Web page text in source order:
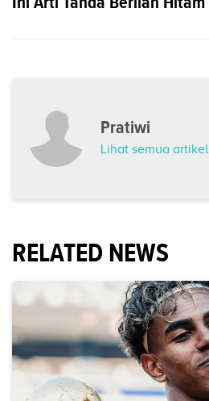
Pratiwi
Lihat semua artikel
RELATED NEWS